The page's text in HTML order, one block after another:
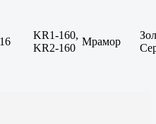
16
KR1-160,
KR2-160
Мрамор